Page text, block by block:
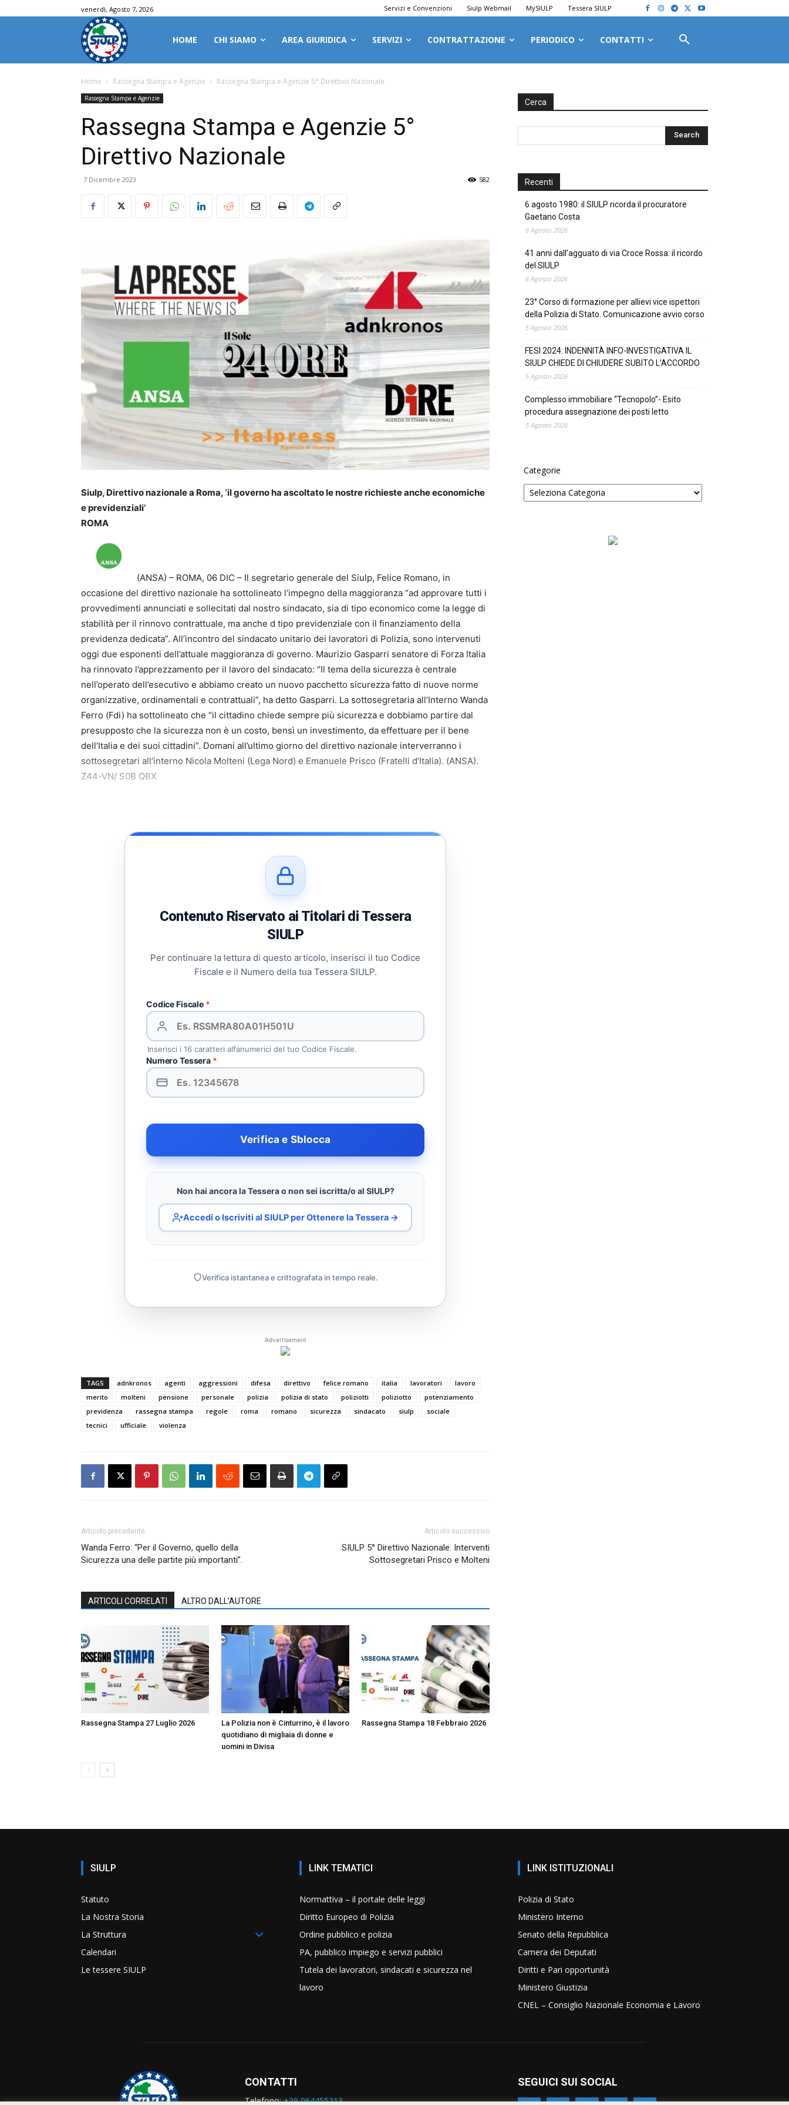
venerdì, Agosto 7, 2026 Servizi e Convenzioni Siulp Webmail MySIULP Tessera SIULP
HOME CHI SIAMO AREA GIURIDICA SERVIZI CONTRATTAZIONE PERIODICO CONTATTI
Home Rassegna Stampa e Agenzie Rassegna Stampa e Agenzie 5° Direttivo Nazionale
Rassegna Stampa e Agenzie
Rassegna Stampa e Agenzie 5°
Direttivo Nazionale
7 Dicembre 2023 582
Siulp, Direttivo nazionale a Roma, ‘il governo ha ascoltato le nostre richieste anche economiche
e previdenziali’
ROMA
(ANSA) – ROMA, 06 DIC – Il segretario generale del Siulp, Felice Romano, in
occasione del direttivo nazionale ha sottolineato l’impegno della maggioranza “ad approvare tutti i
provvedimenti annunciati e sollecitati dal nostro sindacato, sia di tipo economico come la legge di
stabilità per il rinnovo contrattuale, ma anche d tipo previdenziale con il finanziamento della
previdenza dedicata”. All’incontro del sindacato unitario dei lavoratori di Polizia, sono intervenuti
oggi due esponenti dell’attuale maggioranza di governo. Maurizio Gasparri senatore di Forza Italia
ha rinnovato l’apprezzamento per il lavoro del sindacato: “Il tema della sicurezza è centrale
nell’operato dell’esecutivo e abbiamo creato un nuovo pacchetto sicurezza fatto di nuove norme
organizzative, ordinamentali e contrattuali”, ha detto Gasparri. La sottosegretaria all’Interno Wanda
Ferro (Fdi) ha sottolineato che “il cittadino chiede sempre più sicurezza e dobbiamo partire dal
presupposto che la sicurezza non è un costo, bensì un investimento, da effettuare per il bene
dell’Italia e dei suoi cittadini”. Domani all’ultimo giorno del direttivo nazionale interverranno i
sottosegretari all’interno Nicola Molteni (Lega Nord) e Emanuele Prisco (Fratelli d’Italia). (ANSA).
Z44-VN/ S0B QBX
Contenuto Riservato ai Titolari di Tessera
SIULP
Per continuare la lettura di questo articolo, inserisci il tuo Codice
Fiscale e il Numero della tua Tessera SIULP.
Codice Fiscale *
Inserisci i 16 caratteri alfanumerici del tuo Codice Fiscale.
Numero Tessera *
Verifica e Sblocca
Non hai ancora la Tessera o non sei iscritta/o al SIULP?
Accedi o Iscriviti al SIULP per Ottenere la Tessera →
Verifica istantanea e crittografata in tempo reale.
Advertisement
TAGS adnkronos agenti aggressioni difesa direttivo felice romano italia lavoratori
lavoro
merito
molteni pensione personale polizia polizia di stato poliziotti poliziotto
potenziamento
previdenza
rassegna stampa regole roma romano sicurezza sindacato siulp
sociale
tecnici
ufficiale violenza
Articolo precedente
Wanda Ferro: “Per il Governo, quello della
Sicurezza una delle partite più importanti”.
Articolo successivo
SIULP 5° Direttivo Nazionale. Interventi
Sottosegretari Prisco e Molteni
ARTICOLI CORRELATI ALTRO DALL'AUTORE
Rassegna Stampa 27 Luglio 2026
La Polizia non è Cinturrino, è il lavoro
quotidiano di migliaia di donne e
uomini in Divisa
Rassegna Stampa 18 Febbraio 2026
Cerca
Recenti
6 agosto 1980: il SIULP ricorda il procuratore
Gaetano Costa
6 Agosto 2026
41 anni dall’agguato di via Croce Rossa: il ricordo
del SIULP
6 Agosto 2026
23° Corso di formazione per allievi vice ispettori
della Polizia di Stato. Comunicazione avvio corso
5 Agosto 2026
FESI 2024: INDENNITÀ INFO-INVESTIGATIVA IL
SIULP CHIEDE DI CHIUDERE SUBITO L’ACCORDO
5 Agosto 2026
Complesso immobiliare “Tecnopolo”- Esito
procedura assegnazione dei posti letto
5 Agosto 2026
Categorie
SIULP
Statuto
La Nostra Storia
La Struttura
Calendari
Le tessere SIULP
LINK TEMATICI
Normattiva – il portale delle leggi
Diritto Europeo di Polizia
Ordine pubblico e polizia
PA, pubblico impiego e servizi pubblici
Tutela dei lavoratori, sindacati e sicurezza nel
lavoro
LINK ISTITUZIONALI
Polizia di Stato
Ministero Interno
Senato della Repubblica
Camera dei Deputati
Diritti e Pari opportunità
Ministero Giustizia
CNEL – Consiglio Nazionale Economia e Lavoro
CONTATTI
Telefono:+39 064455213
SEGUICI SUI SOCIAL